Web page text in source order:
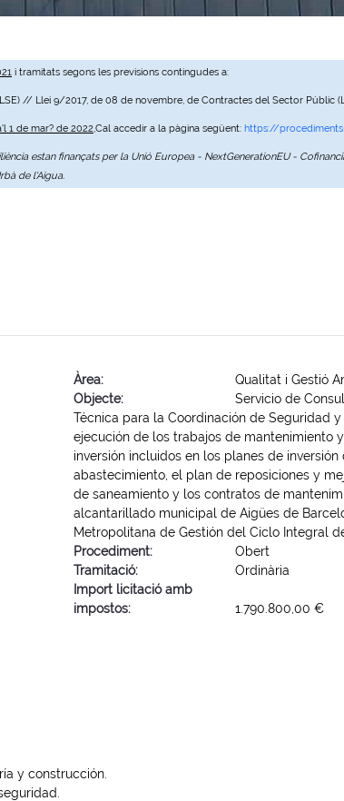
i tramitats segons les previsions contingudes a:
// Llei 9/2017, de 08 de novembre, de Contractes del Sector Públic
1 de mar? de 2022,Cal accedir a la pàgina següent: https://
estan finançats per la Unió Europea - NextGenerationEU -
de l'Aigua.
Àrea
Qualitat i Gestió
Objecte
Servicio de
Técnica para la Coordinación de Seguridad
ejecución de los trabajos de mantenimiento
inversión incluidos en los planes de
abastecimiento, el plan de reposiciones y
de saneamiento y los contratos de
alcantarillado municipal de Aigües de
Metropolitana de Gestión del Ciclo Integral
Procediment
Obert
Tramitació
Ordinària
Import licitació amb
impostos
1.790.800,00 €
y construcción.